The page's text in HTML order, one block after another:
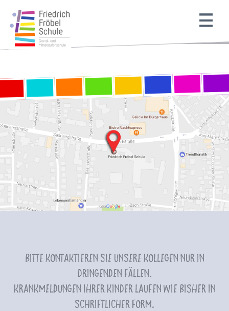
Bitte kontaktieren Sie unsere Kollegen nur in
dringenden Fällen.
Krankmeldungen Ihrer Kinder laufen wie bisher in
schriftlicher Form.